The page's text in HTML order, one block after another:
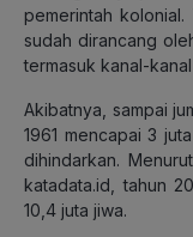
pemerintah
sudah dirancang
termasuk kanal-
Akibatnya, sampai
1961 mencapai 3
dihindarkan.
katadata.id, tahun
10,4 juta jiwa.